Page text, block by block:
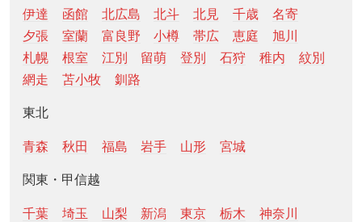
伊達 函館 北広島 北斗 北見 千歳
名寄
夕張
室蘭 富良野 小樽 帯広 恵庭
旭川
札幌
根室 江別 留萌 登別 石狩 稚内
紋別
網走
苫小牧 釧路
東北
青森 秋田 福島 岩手 山形 宮城
関東・甲信越
千葉 埼玉 山梨 新潟 東京 栃木
神奈川